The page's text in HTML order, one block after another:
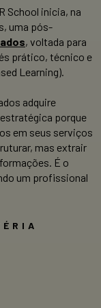
School inicia, na
uma pós-
, voltada para
prático, técnico e
Learning).
adquire
porque
em seus serviços
mas extrair
É o
um profissional